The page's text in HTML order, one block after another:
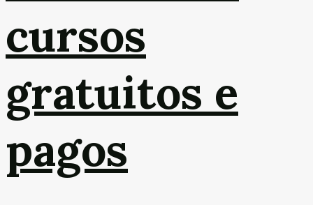
cursos
gratuitos e
pagos